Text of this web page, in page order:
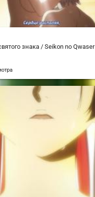
знака / Seikon no Qwaser